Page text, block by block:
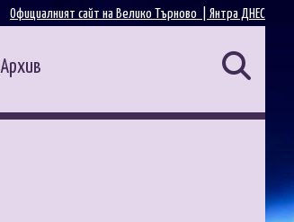
Янтра ДНЕС
Официалният сайт на Велико Търново |
Архив